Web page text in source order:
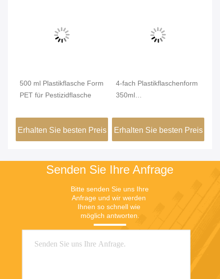
500 ml Plastikflasche Form
PET für Pestizidflasche
Erhalten Sie besten Preis
4-fach Plastikflaschenform
350ml
Erhalten Sie besten Preis
Senden Sie Ihre Anfrage
Bitte senden Sie uns Ihre
Anfrage und wir werden
Ihnen so schnell wie
möglich antworten.